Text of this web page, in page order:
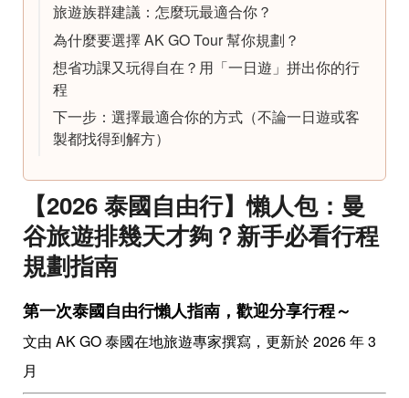
旅遊族群建議：怎麼玩最適合你？
為什麼要選擇 AK GO Tour 幫你規劃？
想省功課又玩得自在？用「一日遊」拼出你的行
程
下一步：選擇最適合你的方式（不論一日遊或客
製都找得到解方）
【2026 泰國自由行】懶人包：曼
谷旅遊排幾天才夠？新手必看行程
規劃指南
第一次泰國自由行懶人指南，歡迎分享行程～
文由 AK GO 泰國在地旅遊專家撰寫，更新於 2026 年 3
月